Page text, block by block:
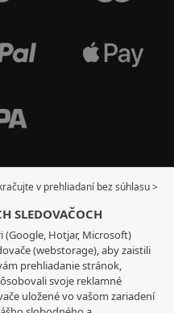
v prehliadaní bez súhlasu >
SLEDOVAČOCH
(Google, Hotjar, Microsoft)
(webstorage), aby zaistili
prehliadanie stránok,
svoje reklamné
uložené vo vašom zariadení